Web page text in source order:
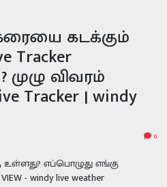
கடக்கும்
Tracker
முழு விவரம்
Tracker | windy
0
எப்பொழுது எங்கு
- windy live weather